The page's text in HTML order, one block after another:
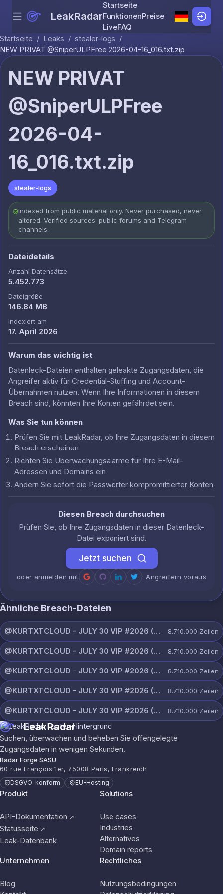
Skip to content
Menu LeakRadar
Startseite
FunktionenPreise
LiveFAQ
Startseite / Leaks / stealer-logs /
NEW PRIVAT @SniperULPFree 2026-04-16_016.txt.zip
NEW PRIVAT
@SniperULPFree
2026-04-
16_016.txt.zip
stealer-logs
Indexed from public material only. Never purchased, never
altered. Verified sources: public forums and Telegram
channels.
Dateidetails
Anzahl Datensätze
5.452.773
Dateigröße
146.84 MB
Indexiert am
17. April 2026
Warum das wichtig ist
Datenleck-Dateien enthalten geleakte Zugangsdaten, die
Angreifer aktiv für Credential-Stuffing und Account-
Übernahmen nutzen. Wenn Ihre Informationen in diesem
Breach sind, könnten Ihre Konten gefährdet sein.
Was Sie tun können
Prüfen Sie mit LeakRadar, ob Ihre Zugangsdaten in diesem
Breach erscheinen
Richten Sie Überwachungsalarme für Ihre E-Mail-
Adressen und Domains ein
Ändern Sie sofort die Passwörter kompromittierter Konten
Diesen Breach durchsuchen
Prüfen Sie, ob Ihre Zugangsdaten in dieser Datenleck-
Datei exponiert sind.
Jetzt suchen
oder anmelden mit · Angreifern voraus
Ähnliche Breach-Dateien
@KURTXTCLOUD - JULY 30 VIP #2026 (70).txt 8.710.000 Zeilen
@KURTXTCLOUD - JULY 30 VIP #2026 (69).txt 8.710.000 Zeilen
@KURTXTCLOUD - JULY 30 VIP #2026 (68).txt 8.710.000 Zeilen
@KURTXTCLOUD - JULY 30 VIP #2026 (67).txt 8.710.000 Zeilen
@KURTXTCLOUD - JULY 30 VIP #2026 (66).txt 8.710.000 Zeilen
LeakRadar
Suchen, überwachen und beheben Sie offengelegte
Zugangsdaten in wenigen Sekunden.
Radar Forge SASU
60 rue François 1er, 75008 Paris, Frankreich
DSGVO-konform EU-Hosting
Produkt
API-Dokumentation ↗
Statusseite ↗
Leak-Datenbank
Solutions
Use cases
Industries
Alternatives
Domain reports
Unternehmen
Blog
Rechtliches
Nutzungsbedingungen